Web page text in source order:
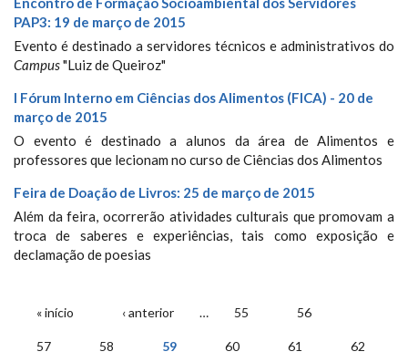
PAP3: 19 de março de 2015
Evento é destinado a servidores técnicos e administrativos do
Campus"Luiz de Queiroz"
I Fórum Interno em Ciências dos Alimentos (FICA) - 20 de
março de 2015
O evento é destinado a alunos da área de Alimentos e
professores que lecionam no curso de Ciências dos Alimentos
Feira de Doação de Livros: 25 de março de 2015
Além da feira, ocorrerão atividades culturais que promovam a
troca de saberes e experiências, tais como exposição e
declamação de poesias
PÁGINAS
« início ‹ anterior … 55 56
57 58 59 60 61 62